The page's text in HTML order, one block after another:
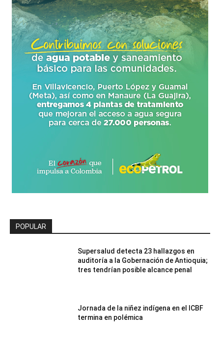
POPULAR
Supersalud detecta 23 hallazgos en
auditoría a la Gobernación de Antioquia;
tres tendrían posible alcance penal
Jornada de la niñez indígena en el ICBF
termina en polémica